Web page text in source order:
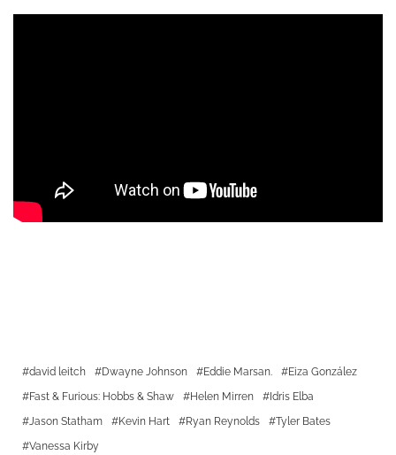
david leitch Dwayne Johnson Eddie Marsan.
Eiza González
Fast & Furious: Hobbs & Shaw
Helen Mirren
Idris Elba
Jason Statham
Kevin Hart Ryan Reynolds
Tyler Bates
Vanessa Kirby